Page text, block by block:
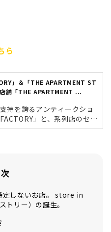
ら
」＆「THE APARTMENT ST
舗「THE APARTMENT ...
持を誇るアンティークショ
」と、系列店のセレ
APARTMENT STORE」が
APARTMENT STORE」に潜
話もたっぷりとお聞きして
の過去の記事はこち
STOREがあるの
です...
定しないお店。 store in
リー）の誕生。